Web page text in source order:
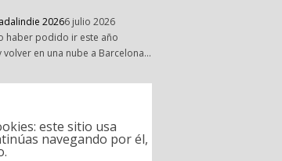
20266 julio 2026
haber podido ir este año
volver en una nube a Barcelona…
este sitio usa
navegando por él,